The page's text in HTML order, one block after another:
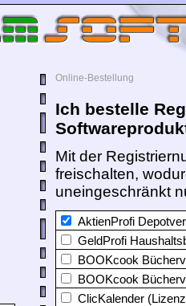
Online-Bestellung
Ich bestelle
Mit der
freischalten,
uneingeschränkt
AktienProfi
GeldProfi
BOOKcook
BOOKcook
ClicKalender